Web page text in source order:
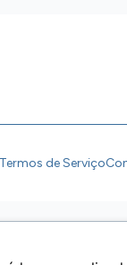
Termos de Serviço